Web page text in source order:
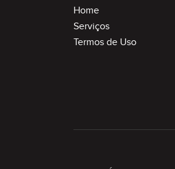
Home
Serviços
Termos de Uso